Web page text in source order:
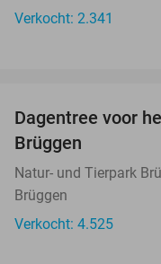
Verkocht: 2.341
Dagentree voor
Brüggen
Natur- und Tierpark
Brüggen
Verkocht: 4.525